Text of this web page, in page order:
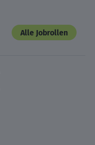
Alle Jobrollen